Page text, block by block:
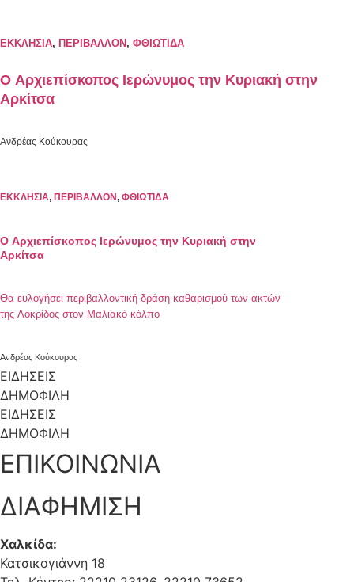
ΕΚΚΛΗΣΙΑ, ΠΕΡΙΒΑΛΛΟΝ , ΦΘΙΩΤΙΔΑ
Ο Αρχιεπίσκοπος Ιερώνυμος την Κυριακή στην
Αρκίτσα
Ανδρέας Κούκουρας
ΕΚΚΛΗΣΙΑ, ΠΕΡΙΒΑΛΛΟΝ, ΦΘΙΩΤΙΔΑ
Ο Αρχιεπίσκοπος Ιερώνυμος την Κυριακή στην
Αρκίτσα
Θα ευλογήσει περιβαλλοντική δράση καθαρισμού των ακτών
της Λοκρίδος στον Μαλιακό κόλπο
Ανδρέας Κούκουρας
ΕΙΔΗΣΕΙΣ
ΔΗΜΟΦΙΛΗ
ΕΙΔΗΣΕΙΣ
ΔΗΜΟΦΙΛΗ
ΕΠΙΚΟΙΝΩΝΙΑ
ΔΙΑΦΗΜΙΣΗ
Χαλκίδα:
Κατσικογιάννη 18